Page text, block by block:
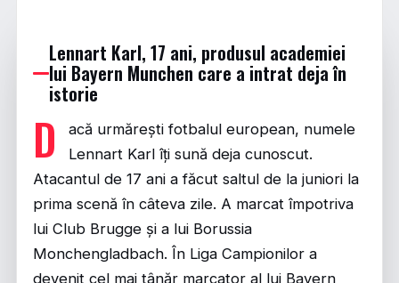
Lennart Karl, 17 ani, produsul academiei
lui Bayern Munchen care a intrat deja în
istorie
D
acă urmărești fotbalul european, numele
Lennart Karl îți sună deja cunoscut.
Atacantul de 17 ani a făcut saltul de la juniori la
prima scenă în câteva zile. A marcat împotriva
lui Club Brugge și a lui Borussia
Monchengladbach. În Liga Campionilor a
devenit cel mai tânăr marcator al lui Bayern